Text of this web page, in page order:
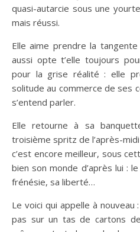
quasi-autarcie sous une
mais réussi.
Elle aime prendre la
aussi opte t’elle toujours
pour la grise réalité : elle
solitude au commerce de ses
s’entend parler.
Elle retourne à sa
troisième spritz de l’après-
c’est encore meilleur, sous
bien son monde d’après lui :
frénésie, sa liberté…
Le voici qui appelle à
pas sur un tas de cartons